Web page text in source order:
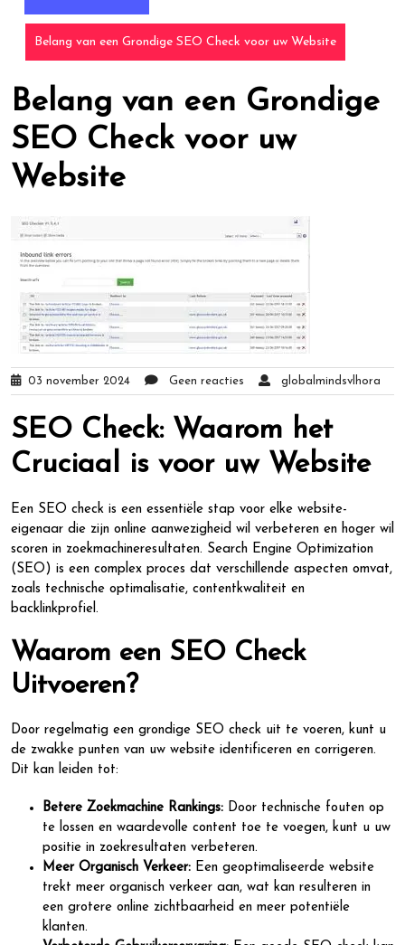
Belang van een Grondige SEO Check voor uw Website
Belang van een Grondige
SEO Check voor uw
Website
03 november 2024 Geen reacties globalmindsvlhora
SEO Check: Waarom het
Cruciaal is voor uw Website
Een SEO check is een essentiële stap voor elke website-
eigenaar die zijn online aanwezigheid wil verbeteren en hoger wil
scoren in zoekmachineresultaten. Search Engine Optimization
(SEO) is een complex proces dat verschillende aspecten omvat,
zoals technische optimalisatie, contentkwaliteit en
backlinkprofiel.
Waarom een SEO Check
Uitvoeren?
Door regelmatig een grondige SEO check uit te voeren, kunt u
de zwakke punten van uw website identificeren en corrigeren.
Dit kan leiden tot:
Betere Zoekmachine Rankings: Door technische fouten op
te lossen en waardevolle content toe te voegen, kunt u uw
positie in zoekresultaten verbeteren.
Meer Organisch Verkeer: Een geoptimaliseerde website
trekt meer organisch verkeer aan, wat kan resulteren in
een grotere online zichtbaarheid en meer potentiële
klanten.